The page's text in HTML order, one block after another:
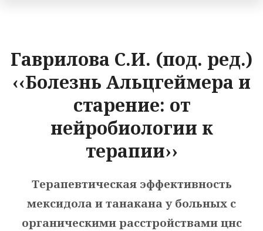
Гаврилова С.И. (под. ред.)
‹‹Болезнь Альцгеймера и
старение: от
нейробиологии к
терапии››
Терапевтическая эффективность
мексидола и танакана у больных с
органическими расстройствами цнс